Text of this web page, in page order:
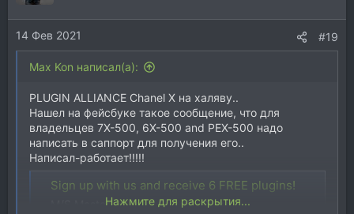
и
:14 Фев 2021 #19
Max Kon написал(а):
PLUGIN ALLIANCE Chanel Х на халяву..
Нашел на фейсбуке такое сообщение, что для
владельцев 7X-500, 6X-500 and PEX-500 надо
написать в саппорт для получения его..
Написал-работает!!!!!
Sign up with us and receive 6 FREE plugins!
M/S Mastering Tools & Audio Plugins
Нажмите для раскрытия...